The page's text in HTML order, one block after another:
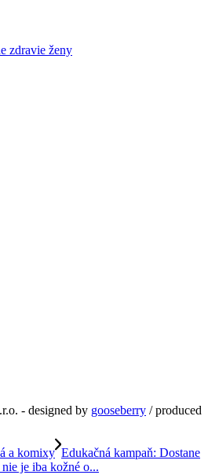
zdravie ženy
- designed by gooseberry / produced
a komixy Edukačná kampaň: Dostane
je iba kožné o...